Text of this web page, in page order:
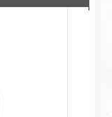
cena
cena